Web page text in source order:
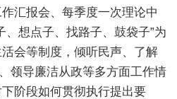
汇报会、每季度一次理论中
、想点子、找路子、鼓袋子”为
会等制度，倾听民声、了解
领导廉洁从政等多方面工作情
阶段如何贯彻执行提出要